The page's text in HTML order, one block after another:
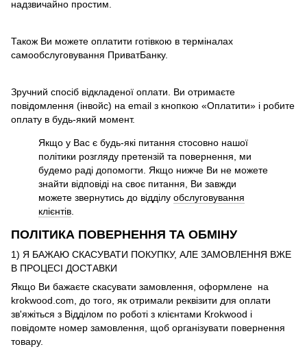
надзвичайно простим.
Також Ви можете оплатити готівкою в терміналах
самообслуговування ПриватБанку.
Зручний спосіб відкладеної оплати. Ви отримаєте
повідомлення (інвойс) на email з кнопкою «Оплатити» і робите
оплату в будь-який момент.
Якщо у Вас є будь-які питання стосовно нашої
політики розгляду претензій та повернення, ми
будемо раді допомогти. Якщо нижче Ви не можете
знайти відповіді на своє питання, Ви завжди
можете звернутись до відділу обслуговування
клієнтів
ПОЛІТИКА ПОВЕРНЕННЯ ТА ОБМІНУ
1) Я БАЖАЮ СКАСУВАТИ ПОКУПКУ, АЛЕ ЗАМОВЛЕННЯ ВЖЕ
В ПРОЦЕСІ ДОСТАВКИ
Якщо Ви бажаєте скасувати замовлення, оформлене на
krokwood.com, до того, як отримали реквізити для оплати
зв'яжіться з Відділом по роботі з клієнтами Krokwood і
повідомте номер замовлення, щоб організувати повернення
товару.